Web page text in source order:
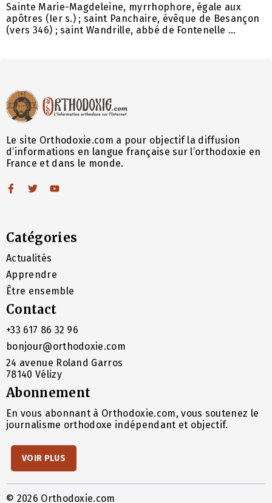
Sainte Marie-Magdeleine, myrrhophore, égale aux
apôtres (Ier s.) ; saint Panchaire, évêque de Besançon
(vers 346) ; saint Wandrille, abbé de Fontenelle ...
Le site Orthodoxie.com a pour objectif la diffusion
d’informations en langue française sur l’orthodoxie en
France et dans le monde.
Catégories
Actualités
Apprendre
Être ensemble
Contact
+33 617 86 32 96
bonjour@orthodoxie.com
24 avenue Roland Garros
78140 Vélizy
Abonnement
En vous abonnant à Orthodoxie.com, vous soutenez le
journalisme orthodoxe indépendant et objectif.
VOIR PLUS
© 2026 Orthodoxie.com